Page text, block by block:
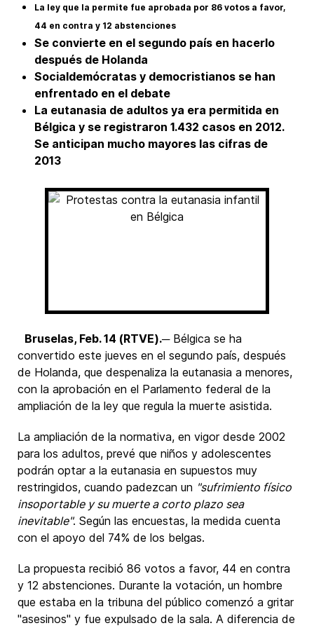
La ley que la permite fue aprobada por 86 votos a favor,
44 en contra y 12 abstenciones
Se convierte en el segundo país en hacerlo
después de Holanda
Socialdemócratas y democristianos se han
enfrentado en el debate
La eutanasia de adultos ya era permitida en
Bélgica y se registraron 1.432 casos en 2012.
Se anticipan mucho mayores las cifras de
2013
Bruselas, Feb. 14 (RTVE).─ Bélgica se ha
convertido este jueves en el segundo país, después
de Holanda, que despenaliza la eutanasia a menores,
con la aprobación en el Parlamento federal de la
ampliación de la ley que regula la muerte asistida.
La ampliación de la normativa, en vigor desde 2002
para los adultos, prevé que niños y adolescentes
podrán optar a la eutanasia en supuestos muy
restringidos, cuando padezcan un "sufrimiento físico
insoportable y su muerte a corto plazo sea
inevitable". Según las encuestas, la medida cuenta
con el apoyo del 74% de los belgas.
La propuesta recibió 86 votos a favor, 44 en contra
y 12 abstenciones. Durante la votación, un hombre
que estaba en la tribuna del público comenzó a gritar
"asesinos" y fue expulsado de la sala. A diferencia de